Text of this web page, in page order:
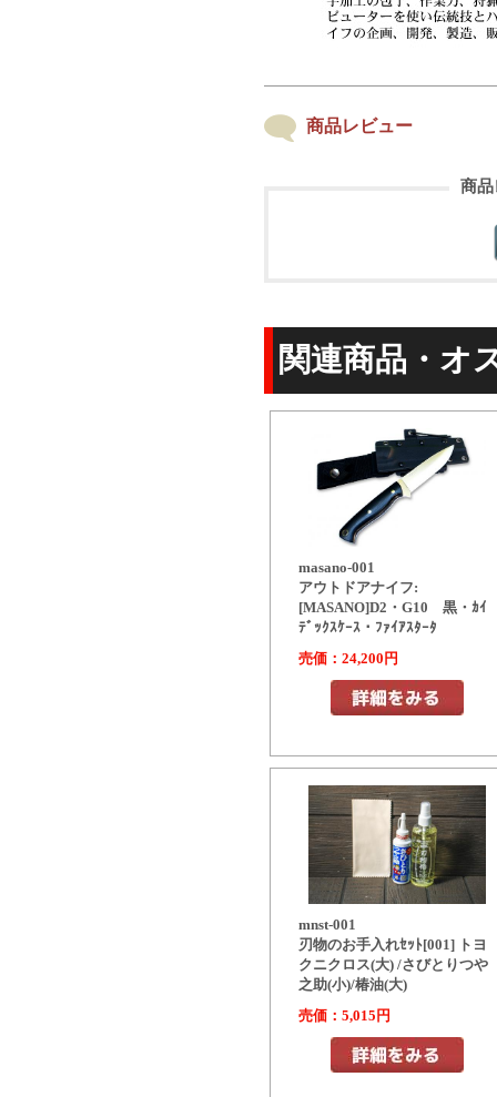
商品レビュー
商品
関連商品・オ
masano-001
アウトドアナイフ:
[MASANO]D2・G10 黒・ｶｲ
ﾃﾞｯｸｽｹｰｽ・ﾌｧｲｱｽﾀｰﾀ
売価：24,200円
mnst-001
刃物のお手入れｾｯﾄ[001] トヨ
クニクロス(大) /さびとりつや
之助(小)/椿油(大)
売価：5,015円